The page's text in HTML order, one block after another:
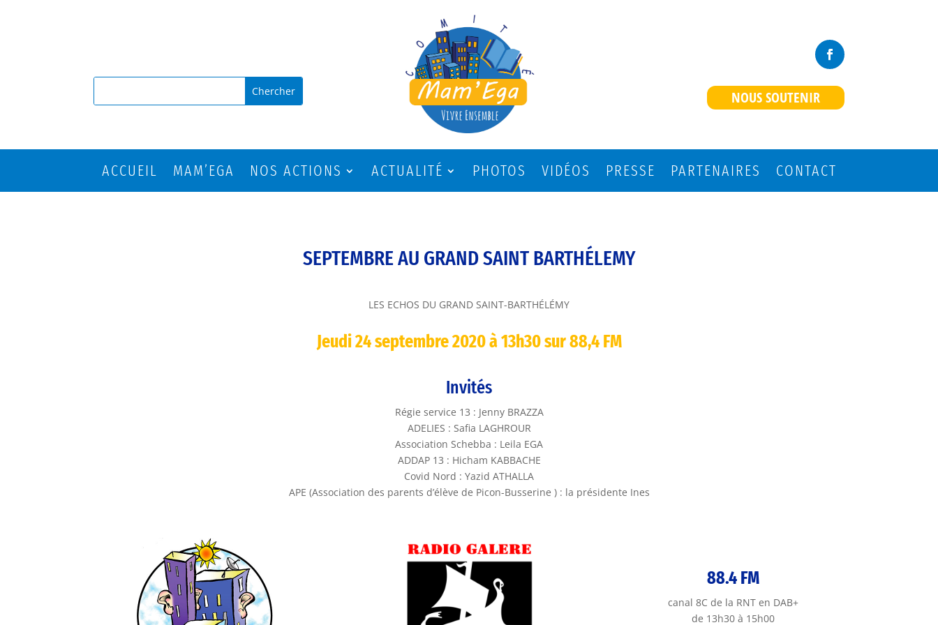
NOUS SOUTENIR
ACCUEIL MAM’EGA NOS ACTIONS ACTUALITÉ PHOTOS VIDÉOS PRESSE PARTENAIRES CONTACT
SEPTEMBRE AU GRAND SAINT BARTHÉLEMY
LES ECHOS DU GRAND SAINT-BARTHÉLÉMY
Jeudi 24 septembre 2020 à 13h30 sur 88,4 FM
Invités
Régie service 13 : Jenny BRAZZA
ADELIES : Safia LAGHROUR
Association Schebba : Leila EGA
ADDAP 13 : Hicham KABBACHE
Covid Nord : Yazid ATHALLA
APE (Association des parents d’élève de Picon-Busserine ) : la présidente Ines
88.4 FM
canal 8C de la RNT en DAB+
de 13h30 à 15h00